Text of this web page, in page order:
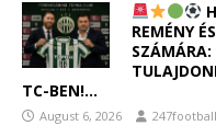
REMÉNY
SZÁMÁRA:
TC-BEN!…
August 6, 2026